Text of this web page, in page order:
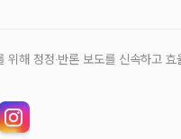
위해 정정‧반론 보도를 신속하고